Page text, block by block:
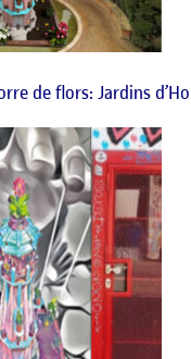
de flors: Jardins